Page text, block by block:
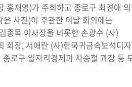
홍재영)가 주최하고 종로구 최경애
사진)이 주관한 이날 회의에는
종목 이사장을 비롯한 손광수 (사)
회장, 서애란 (사)한국귀금속보석디
로구 일자리경제과 차승철 과장 등